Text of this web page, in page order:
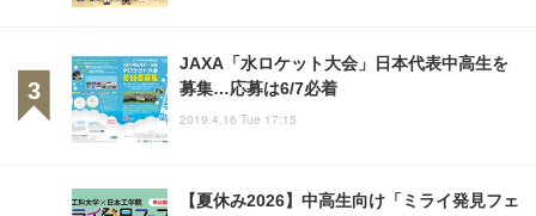
JAXA「水ロケット大会」日本代表中高生を
募集…応募は6/7必着
2019.4.16 Tue 17:15
【夏休み2026】中高生向け「ミライ発見フェ